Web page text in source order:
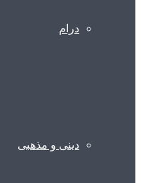
درام
دینی و مذهبی